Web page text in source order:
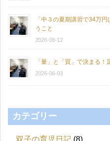
「中３の夏期講習で34万
うこと
2026-06-12
「量」と「質」で決まる
2026-06-03
カテゴリー
双子の育児日記 (8)